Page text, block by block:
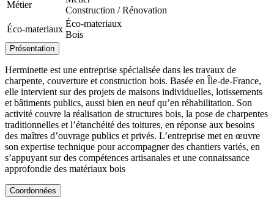
Métier
Construction / Rénovation
Éco-materiaux
Éco-materiaux
Bois
Présentation
Herminette est une entreprise spécialisée dans les travaux de
charpente, couverture et construction bois. Basée en Île-de-France,
elle intervient sur des projets de maisons individuelles, lotissements
et bâtiments publics, aussi bien en neuf qu’en réhabilitation. Son
activité couvre la réalisation de structures bois, la pose de charpentes
traditionnelles et l’étanchéité des toitures, en réponse aux besoins
des maîtres d’ouvrage publics et privés. L’entreprise met en œuvre
son expertise technique pour accompagner des chantiers variés, en
s’appuyant sur des compétences artisanales et une connaissance
approfondie des matériaux bois
Coordonnées